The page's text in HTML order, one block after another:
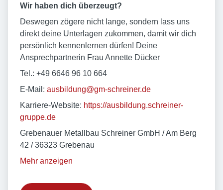
Wir haben dich überzeugt?
Deswegen zögere nicht lange, sondern lass uns
direkt deine Unterlagen zukommen, damit wir dich
persönlich kennenlernen dürfen! Deine
Ansprechpartnerin Frau Annette Dücker
Tel.: +49 6646 96 10 664
E-Mail: ausbildung@gm-schreiner.de
Karriere-Website: https://ausbildung.schreiner-
gruppe.de
Grebenauer Metallbau Schreiner GmbH / Am Berg
42 / 36323 Grebenau
Mehr anzeigen